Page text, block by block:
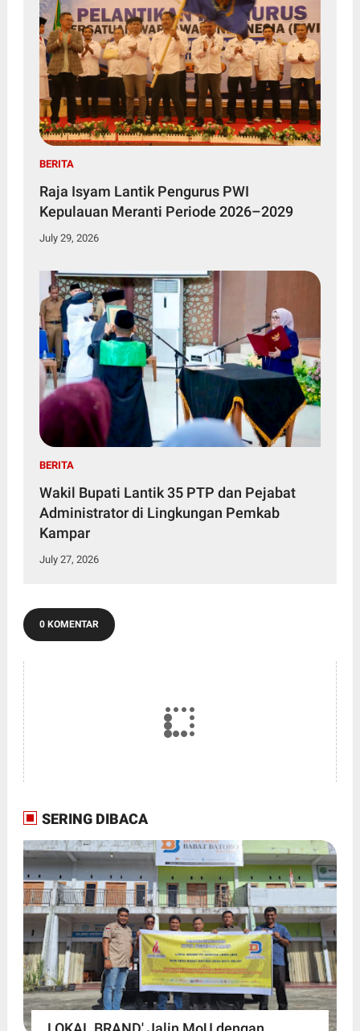
BERITA
Raja Isyam Lantik Pengurus PWI
Kepulauan Meranti Periode 2026–2029
July 29, 2026
BERITA
Wakil Bupati Lantik 35 PTP dan Pejabat
Administrator di Lingkungan Pemkab
Kampar
July 27, 2026
0 KOMENTAR
SERING DIBACA